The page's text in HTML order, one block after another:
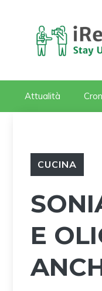
contenuto
Attualità
CUCINA
E